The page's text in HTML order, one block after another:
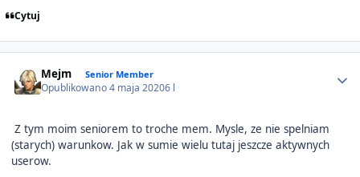
Cytuj
Mejm Senior Member
Opublikowano4 maja 20206 l
Z tym moim seniorem to troche mem. Mysle, ze nie spelniam
(starych) warunkow. Jak w sumie wielu tutaj jeszcze aktywnych
userow.